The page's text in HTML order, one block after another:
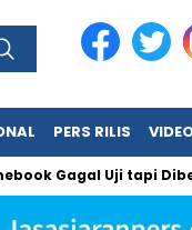
PERS RILIS
Uji tapi Dibeli